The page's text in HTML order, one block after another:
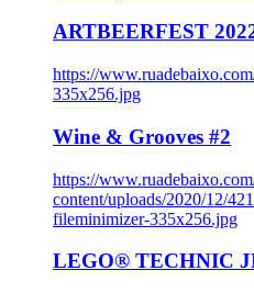
ARTBEERFEST
https://
335x256.jpg
Wine & Grooves #2
https://
content/uploads/2020/12/
fileminimizer-335x256.jpg
LEGO® TECHNIC